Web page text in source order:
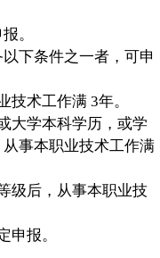
。
下条件之一者，可申
技术工作满 3年。
大学本科学历，或学
事本职业技术工作满
级后，从事本职业技
申报。